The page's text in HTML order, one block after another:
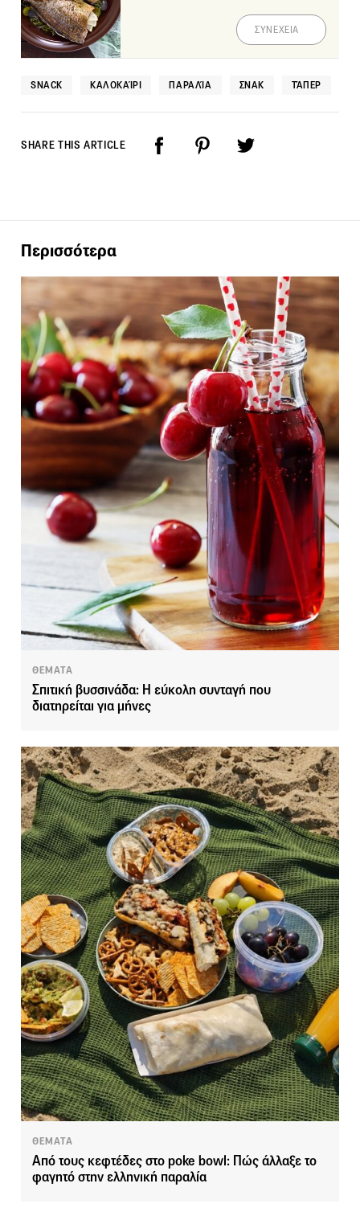
ΣΥΝΕΧΕΙΑ
SNACK ΚΑΛΟΚΑΊΡΙ ΠΑΡΑΛΊΑ ΣΝΑΚ ΤΆΠΕΡ
SHARE THIS ARTICLE
Περισσότερα
ΘΕΜΑΤΑ
Σπιτική βυσσινάδα: Η εύκολη συνταγή που
διατηρείται για μήνες
ΘΕΜΑΤΑ
Από τους κεφτέδες στο poke bowl: Πώς άλλαξε το
φαγητό στην ελληνική παραλία